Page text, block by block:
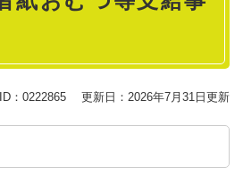
：0222865 更新日：2026年7月31日更新